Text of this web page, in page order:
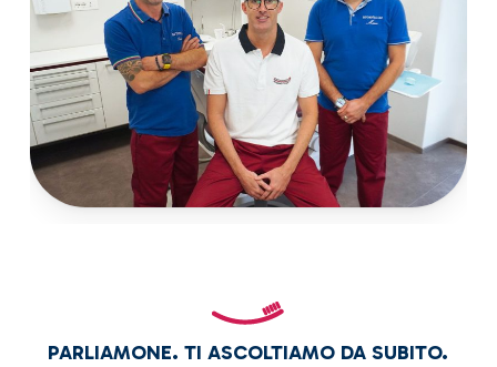
PARLIAMONE. TI ASCOLTIAMO DA SUBITO.